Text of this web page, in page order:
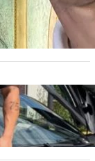
me emra
Eduart
publikon